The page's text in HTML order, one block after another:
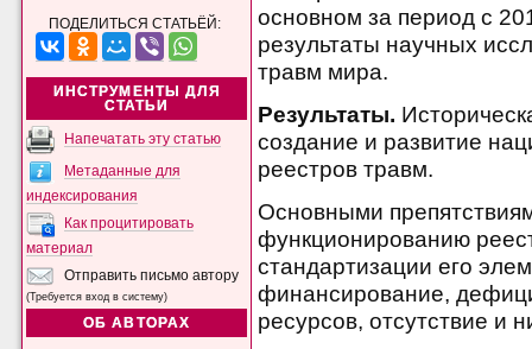
ПОДЕЛИТЬСЯ СТАТЬЁЙ:
ИНСТРУМЕНТЫ ДЛЯ
СТАТЬИ
Напечатать эту статью
Метаданные для
индексирования
Как процитировать
материал
Отправить письмо автору
(Требуется вход в систему)
ОБ АВТОРАХ
основном за период с
результаты научных
травм мира.
Результаты.
создание и развитие
реестров травм.
Основными
функционированию
стандартизации его
финансирование,
ресурсов, отсутствие и